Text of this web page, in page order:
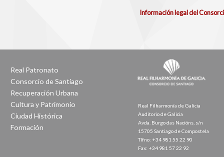
Información legal del
Real Patronato
Consorcio de Santiago
Recuperación Urbana
Cultura y Patrimonio
Ciudad Histórica
Formación
Real Filharmonía de Galicia
Auditorio de Galicia
Avda. Burgo das Nacións, s/n
15705 Santiago de Compostela
Tlfno: +34 981 55 22 90
Fax: +34 981 57 22 92